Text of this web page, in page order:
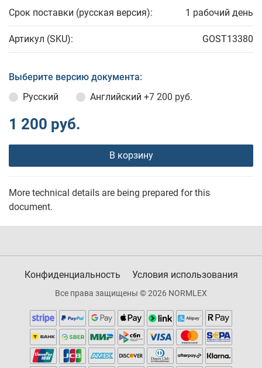
Срок поставки (русская версия): 1 рабочий день
Артикул (SKU): GOST13380
Выберите версию документа:
Русский
Английский +7 200 руб.
1 200 руб.
В корзину
More technical details are being prepared for this
document.
Конфиденциальность Условия использования
Все права защищены © 2026 NORMLEX